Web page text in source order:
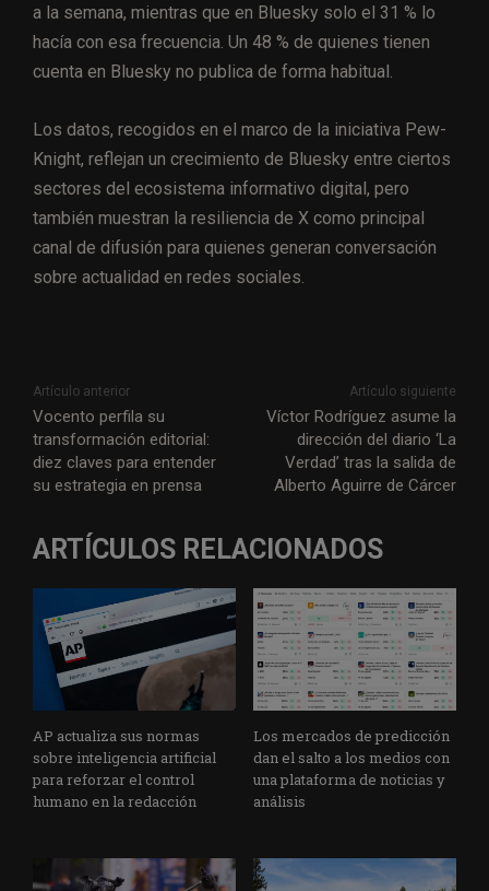
a la semana, mientras que en Bluesky solo el 31 % lo
hacía con esa frecuencia. Un 48 % de quienes tienen
cuenta en Bluesky no publica de forma habitual.
Los datos, recogidos en el marco de la iniciativa Pew-
Knight, reflejan un crecimiento de Bluesky entre ciertos
sectores del ecosistema informativo digital, pero
también muestran la resiliencia de X como principal
canal de difusión para quienes generan conversación
sobre actualidad en redes sociales.
Artículo anterior
Vocento perfila su
transformación editorial:
diez claves para entender
su estrategia en prensa
Artículo siguiente
Víctor Rodríguez asume la
dirección del diario ‘La
Verdad’ tras la salida de
Alberto Aguirre de Cárcer
ARTÍCULOS RELACIONADOS
AP actualiza sus normas
sobre inteligencia artificial
para reforzar el control
humano en la redacción
Los mercados de predicción
dan el salto a los medios con
una plataforma de noticias y
análisis